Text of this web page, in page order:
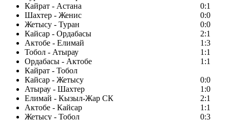
Кайрат - Астана
0:1
Шахтер - Женис
0:0
Жетысу - Туран
0:0
Кайсар - Ордабасы
2:1
Актобе - Елимай
1:3
Тобол - Атырау
1:1
Ордабасы - Актобе
1:1
Кайрат - Тобол
Кайсар - Жетысу
0:0
Атырау - Шахтер
1:0
Елимай - Кызыл-Жар СК
2:1
Актобе - Кайсар
1:1
Жетысу - Тобол
0:3